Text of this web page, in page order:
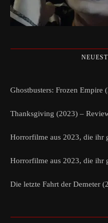
Ghostbusters: Frozen Empire
Thanksgiving (2023) –
Horrorfilme aus 2023, die ihr
Horrorfilme aus 2023, die ihr
Die letzte Fahrt der Demeter